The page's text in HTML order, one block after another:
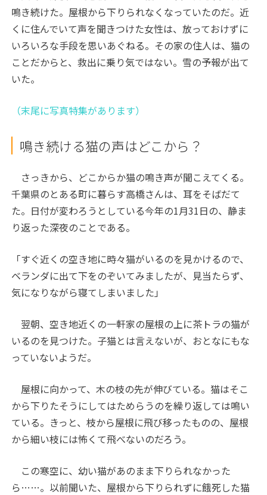
鳴き続けた。屋根から下りられなくなっていたのだ。近
くに住んでいて声を聞きつけた女性は、放っておけずに
いろいろな手段を思いあぐねる。その家の住人は、猫の
ことだからと、救出に乗り気ではない。雪の予報が出て
いた。
（末尾に写真特集があります）
鳴き続ける猫の声はどこから？
さっきから、どこからか猫の鳴き声が聞こえてくる。
千葉県のとある町に暮らす高橋さんは、耳をそばだて
た。日付が変わろうとしている今年の1月31日の、静ま
り返った深夜のことである。
「すぐ近くの空き地に時々猫がいるのを見かけるので、
ベランダに出て下をのぞいてみましたが、見当たらず、
気になりながら寝てしまいました」
翌朝、空き地近くの一軒家の屋根の上に茶トラの猫が
いるのを見つけた。子猫とは言えないが、おとなにもな
っていないようだ。
屋根に向かって、木の枝の先が伸びている。猫はそこ
から下りたそうにしてはためらうのを繰り返しては鳴い
ている。きっと、枝から屋根に飛び移ったものの、屋根
から細い枝には怖くて飛べないのだろう。
この寒空に、幼い猫があのまま下りられなかった
ら……。以前聞いた、屋根から下りられずに餓死した猫